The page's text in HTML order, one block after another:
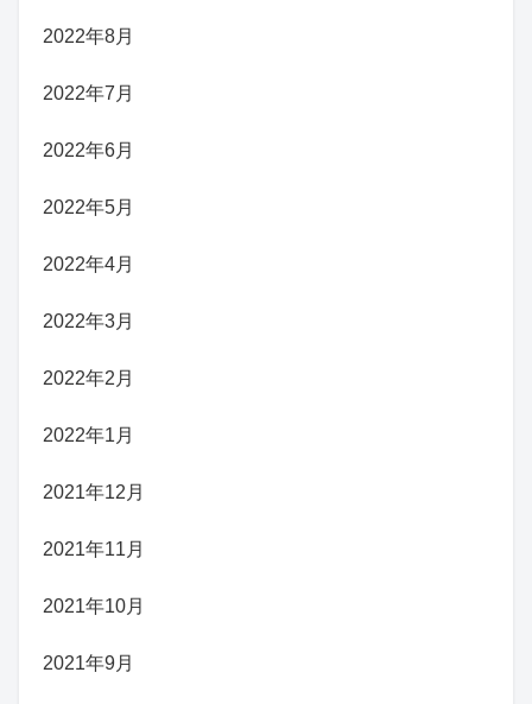
2022年8月
2022年7月
2022年6月
2022年5月
2022年4月
2022年3月
2022年2月
2022年1月
2021年12月
2021年11月
2021年10月
2021年9月